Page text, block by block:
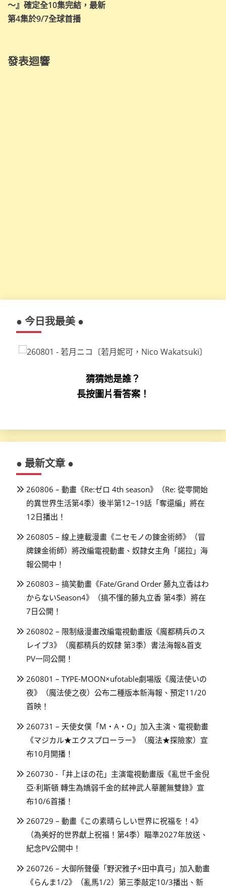
覽
～』確定全10集完結，最新
第4集於9/7全球首播
發表迴響
● 今日我最美 ●
猜猜她是誰？
長按圖片看答案！
● 最新文章 ●
260806 – 動畫《Re:ゼロ 4th season》（Re: 從零開始
的異世界生活第4季）後半第12~19話「奪還編」將在
12日播出！
260805 – 線上連載漫畫《ニセモノの錬金術師》（冒
牌鍊金術師）將改編電視動畫、奴隸女主角「諾拉」海
報公開中！
260803 – 搞笑動畫《Fate/Grand Order 藤丸立香はわ
からないSeason4》（搞不懂的藤丸立香 第4季）將在
7日公開！
260802 – 限制級漫畫改編電視動畫版《魔都精兵のス
レイブ3》（魔都精兵的奴隸 第3季）書法海報&首支
PV一同公開！
260801 – TYPE-MOON×ufotable劇場版《魔法使いの
夜》（魔法使之夜）公布二種版本新海報、預定11/20
首映！
260731 – 天使女僕「M・A・O」加入主演、電視動畫
《マジカル★エクスプローラー》（魔法★探險家）宣
布10月開播！
260730 -「井上ほの花」主演電視動畫版《亂世千金倪
亞·利斯頓 轉生為嬌弱千金的弒神武人華麗無雙錄》宣
布10/6首播！
260729 – 動畫《この素晴らしい世界に祝福を！4》
（為美好的世界獻上祝福！第4季）瞄準2027年放送、
紀念PV公開中！
260726 – 大御所聲優「野沢雅子×田中真弓」加入動畫
《らんま1/2》（亂馬1/2）第三季敲定10/3播出、新